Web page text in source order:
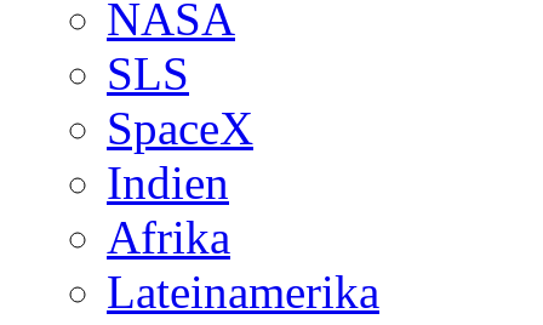
NASA
SLS
SpaceX
Indien
Afrika
Lateinamerika